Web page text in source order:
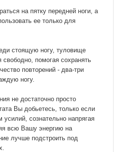
на пятку передней ноги, а
ее только для
стоящую ногу, туловище
помогая сохранять
повторений - два-три
ногу.
не достаточно просто
Вы добьетесь, только если
сознательно напрягая
всю Вашу энергию на
лучше подстроить под